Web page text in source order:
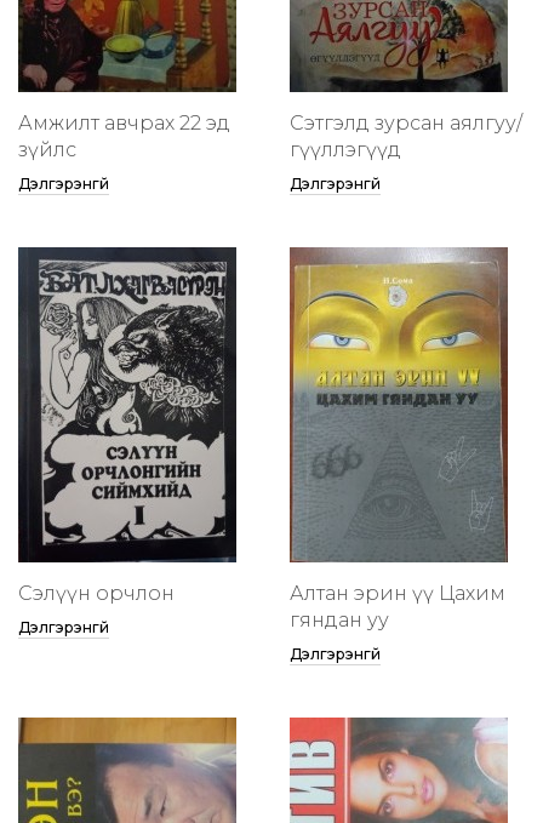
Амжилт авчрах 22 эд
зүйлс
Дэлгэрэнгүй
Сэтгэлд зурсан аялгуу/
өгүүллэгүүд
Дэлгэрэнгүй
Сэлүүн орчлон
Дэлгэрэнгүй
Алтан эрин үү Цахим
гяндан уу
Дэлгэрэнгүй